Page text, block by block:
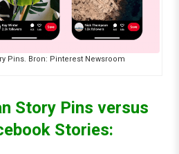
Pins. Bron: Pinterest Newsroom
Story Pins versus
Stories: